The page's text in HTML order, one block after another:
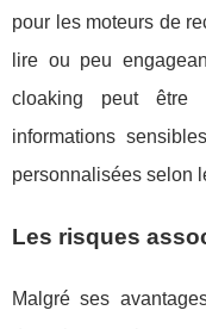
pour les moteurs de
lire ou peu
cloaking peut être
informations
personnalisées selon
Les risques
Malgré ses